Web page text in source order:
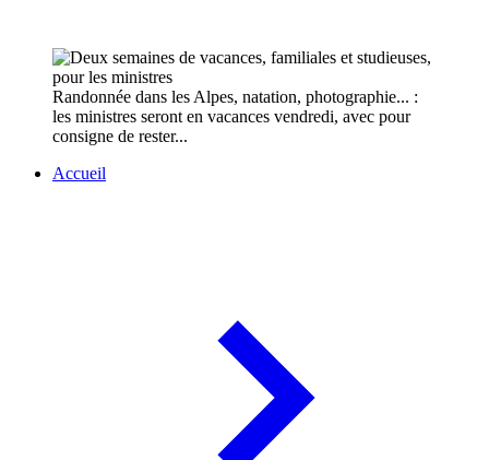
Randonnée dans les Alpes, natation, photographie... :
les ministres seront en vacances vendredi, avec pour
consigne de rester...
Accueil